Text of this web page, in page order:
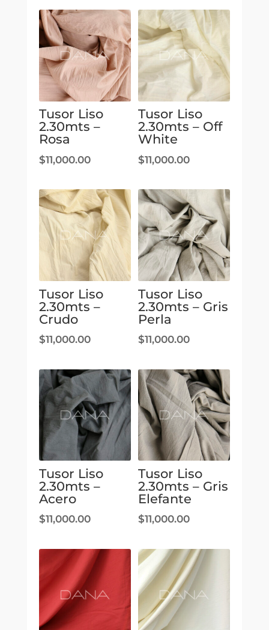
Tusor Liso
2.30mts –
Rosa
$11,000.00
Tusor Liso
2.30mts – Off
White
$11,000.00
Tusor Liso
2.30mts –
Crudo
$11,000.00
Tusor Liso
2.30mts – Gris
Perla
$11,000.00
Tusor Liso
2.30mts –
Acero
$11,000.00
Tusor Liso
2.30mts – Gris
Elefante
$11,000.00